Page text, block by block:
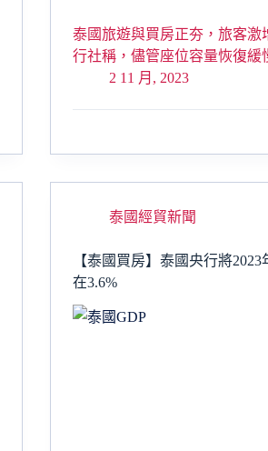
泰國旅遊與買房正夯，旅客激
行社稱，儘管座位容量恢復
2 11 月, 2023
泰國經貿新聞
【泰國買房】泰國央行將
在3.6%